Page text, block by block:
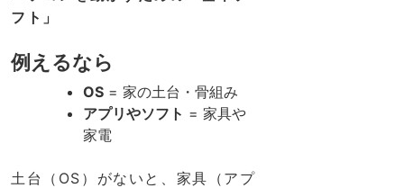
フト」
例えるなら
OS = 家の土台・骨組み
アプリやソフト = 家具や
家電
土台（OS）がないと、家具（アプ